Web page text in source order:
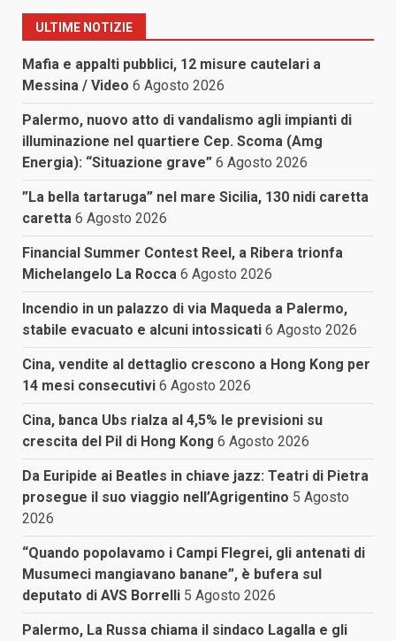
ULTIME NOTIZIE
Mafia e appalti pubblici, 12 misure cautelari a
Messina / Video 6 Agosto 2026
Palermo, nuovo atto di vandalismo agli impianti di
illuminazione nel quartiere Cep. Scoma (Amg
Energia): “Situazione grave” 6 Agosto 2026
”La bella tartaruga” nel mare Sicilia, 130 nidi caretta
caretta 6 Agosto 2026
Financial Summer Contest Reel, a Ribera trionfa
Michelangelo La Rocca 6 Agosto 2026
Incendio in un palazzo di via Maqueda a Palermo,
stabile evacuato e alcuni intossicati 6 Agosto 2026
Cina, vendite al dettaglio crescono a Hong Kong per
14 mesi consecutivi 6 Agosto 2026
Cina, banca Ubs rialza al 4,5% le previsioni su
crescita del Pil di Hong Kong 6 Agosto 2026
Da Euripide ai Beatles in chiave jazz: Teatri di Pietra
prosegue il suo viaggio nell’Agrigentino 5 Agosto
2026
“Quando popolavamo i Campi Flegrei, gli antenati di
Musumeci mangiavano banane”, è bufera sul
deputato di AVS Borrelli 5 Agosto 2026
Palermo, La Russa chiama il sindaco Lagalla e gli